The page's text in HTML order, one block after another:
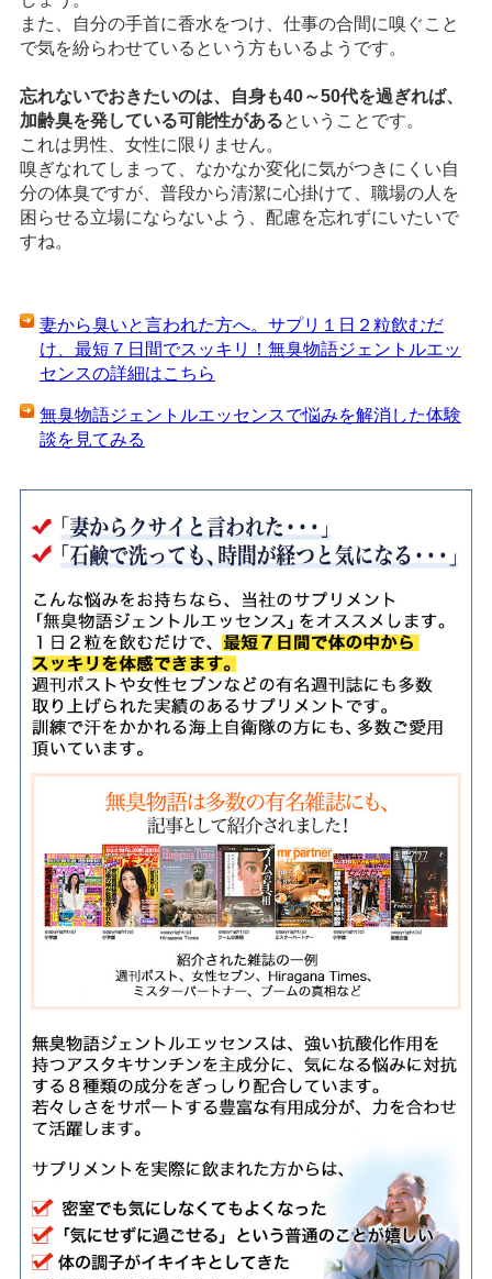
また、自分の手首に香水をつけ、仕事の合間に嗅ぐこと
で気を紛らわせているという方もいるようです。
忘れないでおきたいのは、自身も40～50代を過ぎれば、
加齢臭を発している可能性があるということです。
これは男性、女性に限りません。
嗅ぎなれてしまって、なかなか変化に気がつきにくい自
分の体臭ですが、普段から清潔に心掛けて、職場の人を
困らせる立場にならないよう、配慮を忘れずにいたいで
すね。
妻から臭いと言われた方へ。サプリ１日２粒飲むだ
け、最短７日間でスッキリ！無臭物語ジェントルエッ
センスの詳細はこちら
無臭物語ジェントルエッセンスで悩みを解消した体験
談を見てみる